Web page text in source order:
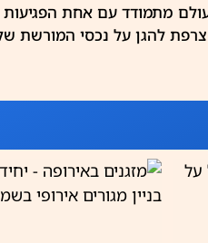
מתמודד עם אחת
להגן על נכסי המורשת